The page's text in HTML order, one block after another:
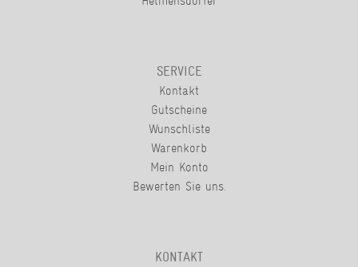
SERVICE
Kontakt
Gutscheine
Wunschliste
Warenkorb
Mein Konto
Bewerten Sie uns.
KONTAKT